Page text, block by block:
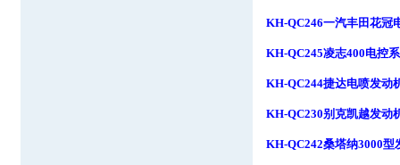
KH-QC246一汽丰田花冠
KH-QC245凌志400电控
KH-QC244捷达电喷发动
KH-QC230别克凯越发动
KH-QC242桑塔纳3000型